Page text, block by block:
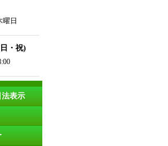
日
・祝)
法表示